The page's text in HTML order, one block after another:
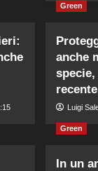
Green
anche
Luigi
Green
In un